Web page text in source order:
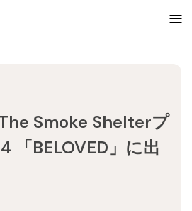
News
Smoke Shelterプ
「BELOVED」に出